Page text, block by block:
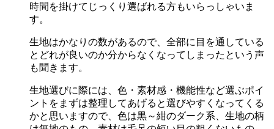
時間を掛けてじっくり選ばれる方もいらっしゃいま
す。
生地はかなりの数があるので、全部に目を通している
とどれが良いのか分からなくなってしまったという声
も聞きます。
生地選びに際には、色・素材感・機能性など選ぶポイ
ントをまずは整理してあげると選びやすくなってくる
かと思いますので、色は黒～紺のダーク系、生地の柄